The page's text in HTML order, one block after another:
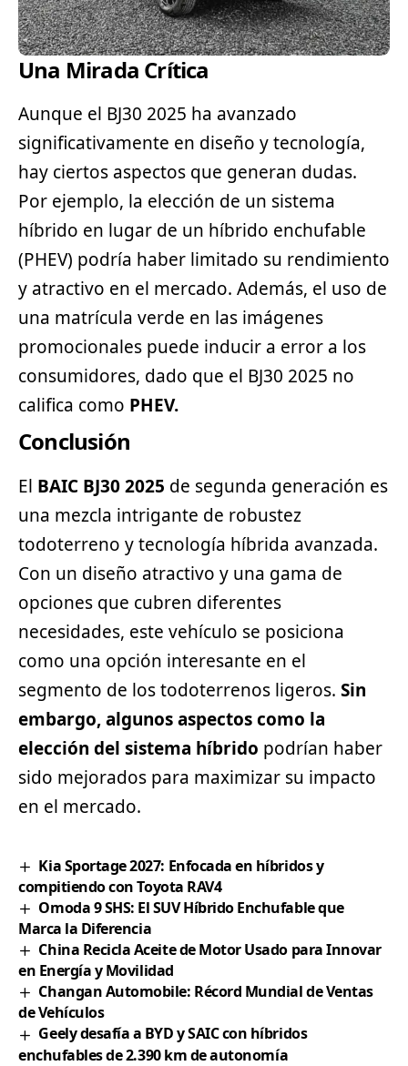
Una Mirada Crítica
Aunque el BJ30 2025 ha avanzado
significativamente en diseño y tecnología,
hay ciertos aspectos que generan dudas.
Por ejemplo, la elección de un sistema
híbrido en lugar de un híbrido enchufable
(PHEV) podría haber limitado su rendimiento
y atractivo en el mercado. Además, el uso de
una matrícula verde en las imágenes
promocionales puede inducir a error a los
consumidores, dado que el BJ30 2025 no
califica como PHEV.
Conclusión
El BAIC BJ30 2025 de segunda generación es
una mezcla intrigante de robustez
todoterreno y tecnología híbrida avanzada.
Con un diseño atractivo y una gama de
opciones que cubren diferentes
necesidades, este vehículo se posiciona
como una opción interesante en el
segmento de los todoterrenos ligeros. Sin
embargo, algunos aspectos como la
elección del sistema híbrido podrían haber
sido mejorados para maximizar su impacto
en el mercado.
Kia Sportage 2027: Enfocada en híbridos y
compitiendo con Toyota RAV4
Omoda 9 SHS: El SUV Híbrido Enchufable que
Marca la Diferencia
China Recicla Aceite de Motor Usado para Innovar
en Energía y Movilidad
Changan Automobile: Récord Mundial de Ventas
de Vehículos
Geely desafía a BYD y SAIC con híbridos
enchufables de 2.390 km de autonomía